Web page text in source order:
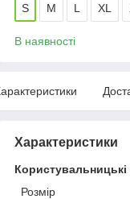
S M L XL
В наявності
Характеристики
Користувальницькі
Розмір